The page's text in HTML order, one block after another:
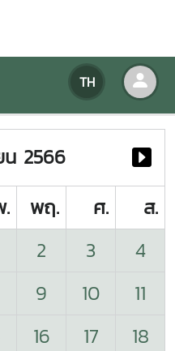
TH
น่วยงาน
2566
พฤ. ศ.
ส.
2 3
4
9 10
11
16 17
18